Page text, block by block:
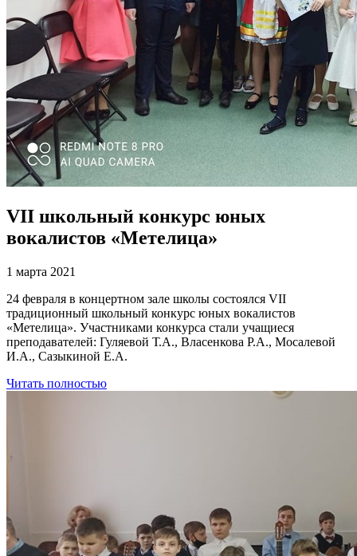
VII школьный конкурс юных
вокалистов «Метелица»
1 марта 2021
24 февраля в концертном зале школы состоялся VII
традиционный школьный конкурс юных вокалистов
«Метелица». Участниками конкурса стали учащиеся
преподавателей: Гуляевой Т.А., Власенкова Р.А., Мосалевой
И.А., Сазыкиной Е.А.
Читать полностью